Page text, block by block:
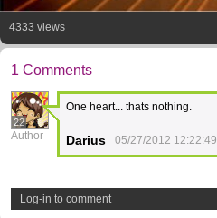
4333 views
1 Comments
22
Author
One heart... thats nothing.
Darius 05/27/2012 12:22:49
Log-in to comment